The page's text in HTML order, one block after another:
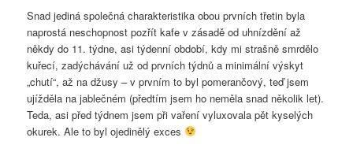
Snad jediná společná charakteristika obou prvních třetin byla
naprostá neschopnost pozřít kafe v zásadě od uhnízdění až
někdy do 11. týdne, asi týdenní období, kdy mi strašně smrdělo
kuřecí, zadýchávání už od prvních týdnů a minimální výskyt
„chutí“, až na džusy – v prvním to byl pomerančový, teď jsem
ujížděla na jablečném (předtím jsem ho neměla snad několik let).
Teda, asi před týdnem jsem při vaření vyluxovala pět kyselých
okurek. Ale to byl ojedinělý exces